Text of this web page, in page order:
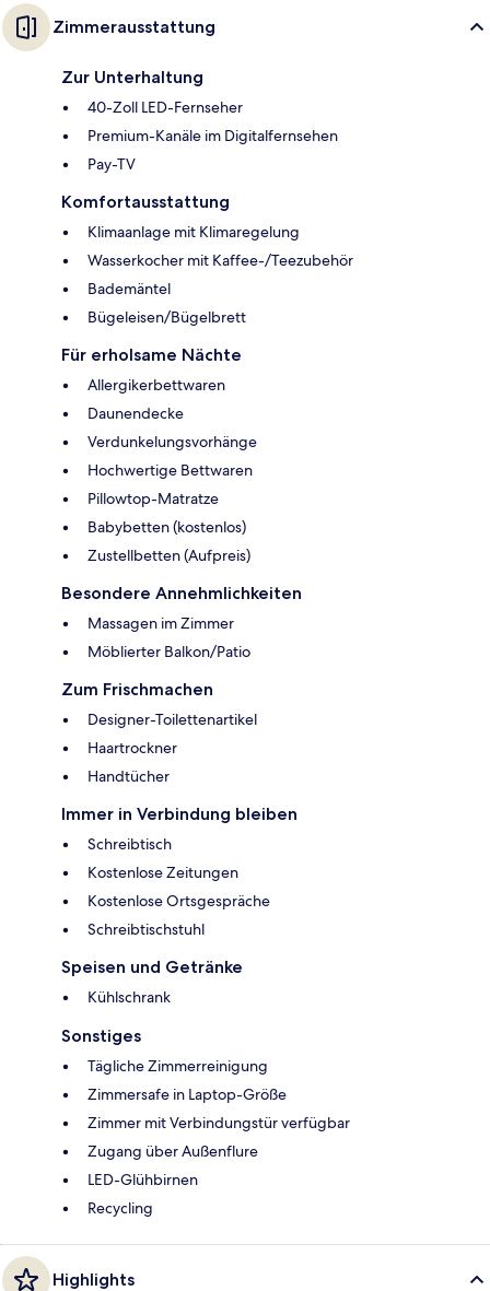
Zimmerausstattung
Zur Unterhaltung
40-Zoll LED-Fernseher
Premium-Kanäle im Digitalfernsehen
Pay-TV
Komfortausstattung
Klimaanlage mit Klimaregelung
Wasserkocher mit Kaffee-/Teezubehör
Bademäntel
Bügeleisen/Bügelbrett
Für erholsame Nächte
Allergikerbettwaren
Daunendecke
Verdunkelungsvorhänge
Hochwertige Bettwaren
Pillowtop-Matratze
Babybetten (kostenlos)
Zustellbetten (Aufpreis)
Besondere Annehmlichkeiten
Massagen im Zimmer
Möblierter Balkon/Patio
Zum Frischmachen
Designer-Toilettenartikel
Haartrockner
Handtücher
Immer in Verbindung bleiben
Schreibtisch
Kostenlose Zeitungen
Kostenlose Ortsgespräche
Schreibtischstuhl
Speisen und Getränke
Kühlschrank
Sonstiges
Tägliche Zimmerreinigung
Zimmersafe in Laptop-Größe
Zimmer mit Verbindungstür verfügbar
Zugang über Außenflure
LED-Glühbirnen
Recycling
Highlights